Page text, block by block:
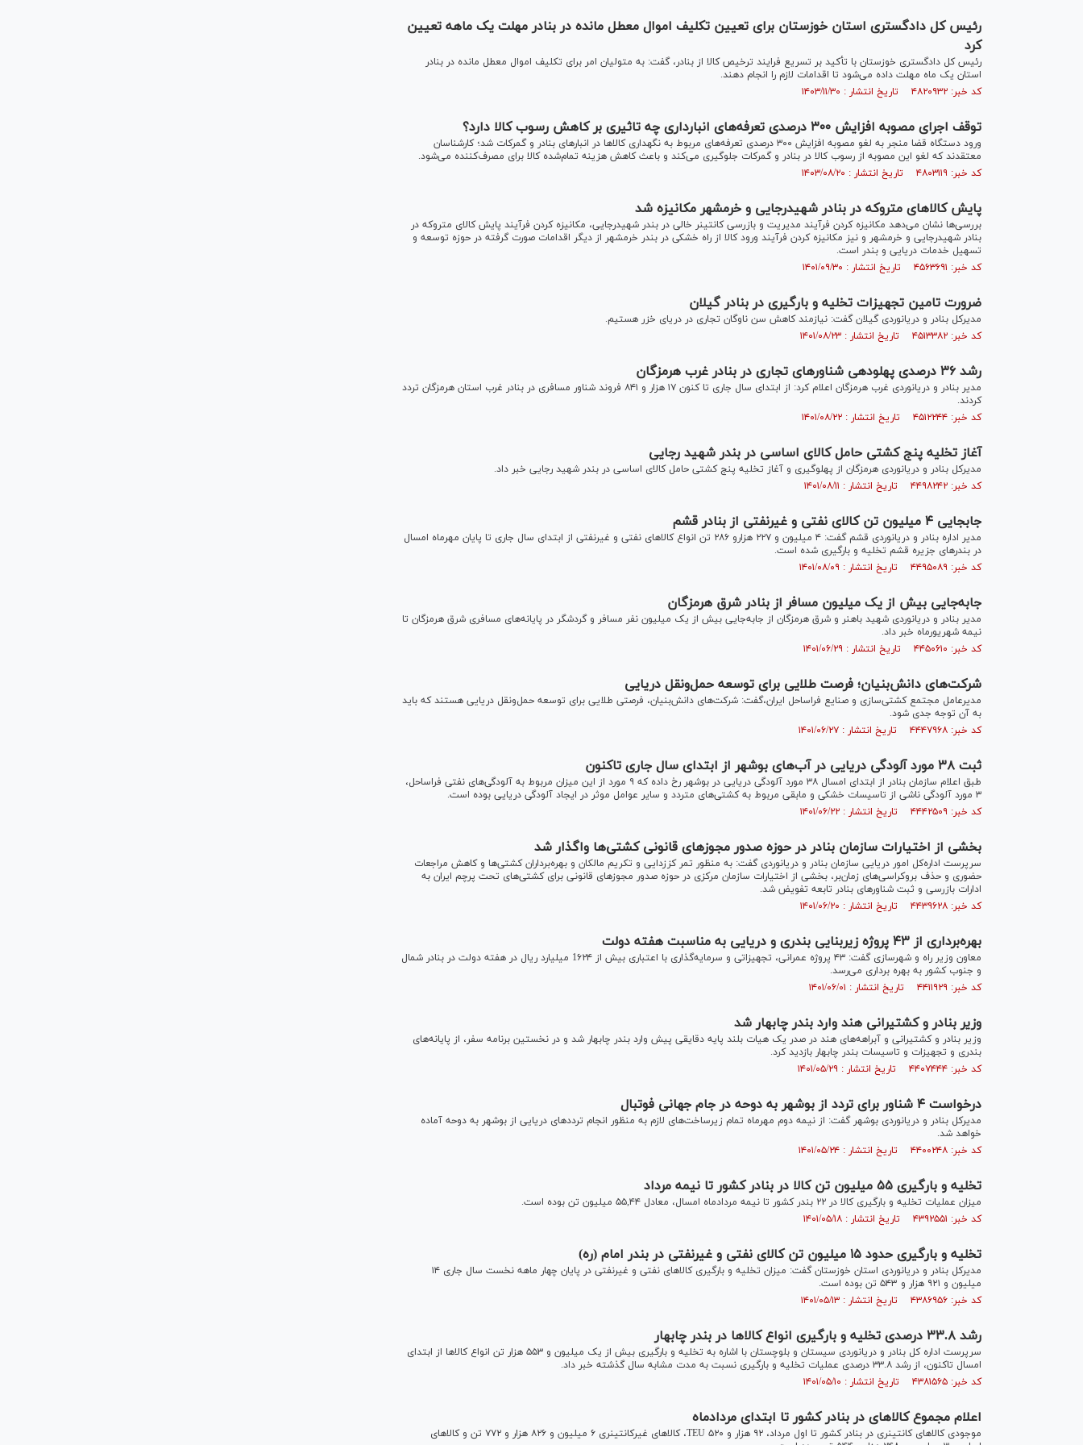
رئیس کل دادگستری استان خوزستان برای تعیین تکلیف اموال معطل مانده در بنادر مهلت یک ماهه تعیین
کرد
رئیس کل دادگستری خوزستان با تأکید بر تسریع فرایند ترخیص کالا از بنادر، گفت: به متولیان امر برای تکلیف اموال معطل مانده در بنادر
استان یک ماه مهلت داده می‌شود تا اقدامات لازم را انجام دهند.
کد خبر: ۴۸۲۰۹۳۲ تاریخ انتشار : ۱۴۰۳/۱۱/۳۰
توقف اجرای مصوبه افزایش ۳۰۰ درصدی تعرفه‌های انبارداری چه تاثیری بر کاهش رسوب کالا دارد؟
ورود دستگاه قضا منجر به لغو مصوبه افزایش ۳۰۰ درصدی تعرفه‌های مربوط به نگهداری کالا‌ها در انبار‌های بنادر و گمرکات شد؛ کارشناسان
معتقدند که لغو این مصوبه از رسوب کالا در بنادر و گمرکات جلوگیری می‌کند و باعث کاهش هزینه تمام‌شده کالا برای مصرف‌کننده می‌شود.
کد خبر: ۴۸۰۳۱۱۹ تاریخ انتشار : ۱۴۰۳/۰۸/۲۰
پایش کالاهای متروکه در بنادر شهیدرجایی و خرمشهر مکانیزه شد
بررسی‌ها نشان می‌دهد مکانیزه کردن فرآیند مدیریت و بازرسی کانتینر خالی در بندر شهیدرجایی، مکانیزه کردن فرآیند پایش کالای متروکه در
بنادر شهیدرجایی و خرمشهر و نیز مکانیزه کردن فرآیند ورود کالا از راه خشکی در بندر خرمشهر از دیگر اقدامات صورت گرفته در حوزه توسعه و
تسهیل خدمات دریایی و بندر است.
کد خبر: ۴۵۶۳۶۹۱ تاریخ انتشار : ۱۴۰۱/۰۹/۳۰
ضرورت تامین تجهیزات تخلیه و بارگیری در بنادر گیلان
مدیرکل بنادر و دریانوردی گیلان گفت: نیازمند کاهش سن ناوگان تجاری در دریای خزر هستیم.
کد خبر: ۴۵۱۳۳۸۲ تاریخ انتشار : ۱۴۰۱/۰۸/۲۳
رشد ۳۶ درصدی پهلودهی شناورهای تجاری در بنادر غرب هرمزگان
مدیر بنادر و دریانوردی غرب هرمزگان اعلام کرد: از ابتدای سال جاری تا کنون ۱۷ هزار و ۸۴۱ فروند شناور مسافری در بنادر غرب استان هرمزگان تردد
کردند.
کد خبر: ۴۵۱۲۲۴۴ تاریخ انتشار : ۱۴۰۱/۰۸/۲۲
آغاز تخلیه پنج کشتی حامل کالای اساسی در بندر شهید رجایی
مدیرکل بنادر و دریانوردی هرمزگان از پهلوگیری و آغاز تخلیه پنج کشتی حامل کالای اساسی در بندر شهید رجایی خبر داد.
کد خبر: ۴۴۹۸۲۴۲ تاریخ انتشار : ۱۴۰۱/۰۸/۱۱
جابجایی ۴ میلیون تن کالای نفتی و غیرنفتی از بنادر قشم
مدیر اداره بنادر و دریانوردی قشم گفت: ۴ میلیون و ۲۲۷ هزارو ۲۸۶ تن انواع کالاهای نفتی و غیرنفتی از ابتدای سال جاری تا پایان مهرماه امسال
در بندرهای جزیره قشم تخلیه و بارگیری شده است.
کد خبر: ۴۴۹۵۰۸۹ تاریخ انتشار : ۱۴۰۱/۰۸/۰۹
جابه‌جایی بیش از یک میلیون مسافر از بنادر شرق هرمزگان
مدیر بنادر و دریانوردی شهید باهنر و شرق هرمزگان از جابه‌جایی بیش از یک میلیون نفر مسافر و گردشگر در پایانه‌های مسافری شرق هرمزگان تا
نیمه شهریورماه خبر داد.
کد خبر: ۴۴۵۰۶۱۰ تاریخ انتشار : ۱۴۰۱/۰۶/۲۹
شرکت‌های دانش‌بنیان؛ فرصت طلایی برای توسعه حمل‌ونقل دریایی
مدیرعامل مجتمع کشتی‌سازی و صنایع فراساحل ایران،گفت: شرکت‌های دانش‌بنیان، فرصتی طلایی برای توسعه حمل‌ونقل دریایی هستند که باید
به آن توجه جدی شود.
کد خبر: ۴۴۴۷۹۶۸ تاریخ انتشار : ۱۴۰۱/۰۶/۲۷
ثبت ۳۸ مورد آلودگی دریایی در آب‎‌های بوشهر از ابتدای سال جاری تاکنون
طبق اعلام سازمان بنادر از ابتدای امسال ۳۸ مورد آلودگی دریایی در بوشهر رخ داده که ۹ مورد از این میزان مربوط به آلودگی‌های نفتی فراساحل،
۳ مورد آلودگی ناشی از تاسیسات خشکی و مابقی مربوط به کشتی‌های متردد و سایر عوامل موثر در ایجاد آلودگی دریایی بوده است.
کد خبر: ۴۴۴۲۵۰۹ تاریخ انتشار : ۱۴۰۱/۰۶/۲۲
بخشی از اختیارات سازمان بنادر در حوزه صدور مجوزهای قانونی کشتی‌ها واگذار شد
سرپرست اداره‌کل امور دریایی سازمان بنادر و دریانوردی گفت: به منظور تمر کززدایی و تکریم مالکان و بهره‌برداران کشتی‌ها و کاهش مراجعات
حضوری و حذف بروکراسی‌های زمان‌بر، بخشی از اختیارات سازمان مرکزی در حوزه‌ صدور مجوزهای قانونی برای کشتی‌های تحت پرچم ایران به
ادارات بازرسی و ثبت شناورهای بنادر تابعه تفویض شد.
کد خبر: ۴۴۳۹۶۲۸ تاریخ انتشار : ۱۴۰۱/۰۶/۲۰
بهره‌برداری از ۴۳ پروژه زیربنایی بندری و دریایی به مناسبت هفته دولت
معاون وزیر راه و شهرسازی گفت: ۴۳ پروژه عمرانی، تجهیزاتی و سرمایه‌گذاری با اعتباری بیش از 1۶۲۴ میلیارد ریال در هفته دولت در بنادر شمال‌
و جنوب کشور به بهره ‌برداری می‌رسد.
کد خبر: ۴۴۱۱۹۲۹ تاریخ انتشار : ۱۴۰۱/۰۶/۰۱
وزیر بنادر و کشتیرانی هند وارد بندر چابهار شد
وزیر بنادر و کشتیرانی و آبراهه‌های هند در صدر یک هیات بلند پایه دقایقی پیش وارد بندر چابهار شد و در نخستین برنامه سفر، از پایانه‌های
بندری و تجهیزات و تاسیسات بندر چابهار بازدید کرد.
کد خبر: ۴۴۰۷۴۴۴ تاریخ انتشار : ۱۴۰۱/۰۵/۲۹
درخواست ۴ شناور برای تردد از بوشهر به دوحه در جام جهانی فوتبال
مدیرکل بنادر و دریانوردی بوشهر گفت: از نیمه دوم مهرماه تمام زیرساخت‌های لازم به منظور انجام ترددهای دریایی از بوشهر به دوحه آماده
خواهد شد.
کد خبر: ۴۴۰۰۲۴۸ تاریخ انتشار : ۱۴۰۱/۰۵/۲۴
تخلیه‌ و بارگیری ۵۵ میلیون تن کالا در بنادر کشور تا نیمه مرداد
میزان عملیات تخلیه و بارگیری کالا در ۲۲ بندر کشور تا نیمه مردادماه امسال، معادل ۵۵,۴۴ میلیون تن بوده است.
کد خبر: ۴۳۹۲۵۵۱ تاریخ انتشار : ۱۴۰۱/۰۵/۱۸
تخلیه و بارگیری حدود ۱۵ میلیون تن کالای نفتی و غیرنفتی در بندر امام (ره)
مدیرکل بنادر و دریانوردی استان خوزستان گفت: میزان تخلیه و بارگیری کالاهای نفتی و غیرنفتی در پایان چهار ماهه نخست سال جاری ١۴
میلیون و ٩٢١ هزار و ۵۴٣ تن بوده است.
کد خبر: ۴۳۸۶۹۵۶ تاریخ انتشار : ۱۴۰۱/۰۵/۱۳
رشد ۳۳.۸ درصدی تخلیه و بارگیری انواع کالاها در بندر چابهار
سرپرست اداره کل بنادر و دریانوردی سیستان و بلوچستان با اشاره به تخلیه و بارگیری بیش از یک میلیون و ۵۵۳ هزار تن انواع کالاها از ابتدای
امسال تاکنون، از رشد ۳۳.۸ درصدی عملیات تخلیه و بارگیری نسبت به مدت مشابه سال گذشته خبر داد.
کد خبر: ۴۳۸۱۵۶۵ تاریخ انتشار : ۱۴۰۱/۰۵/۱۰
اعلام مجموع کالا‌های در بنادر کشور تا ابتدای مردادماه
موجودی کالا‌های کانتینری در بنادر کشور تا اول مرداد، ۹۲ هزار و ۵۲۰ TEU، کالا‌های غیرکانتینری ۶ میلیون و ۸۲۶ هزار و ۷۷۲ تن و کالا‌های